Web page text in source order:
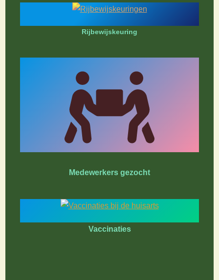
Rijbewijskeuring
Medewerkers gezocht
Vaccinaties